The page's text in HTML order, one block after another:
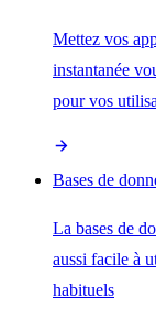
Mettez vos
instantanée
pour vos
Bases de
La bases de
aussi facile à
habituels